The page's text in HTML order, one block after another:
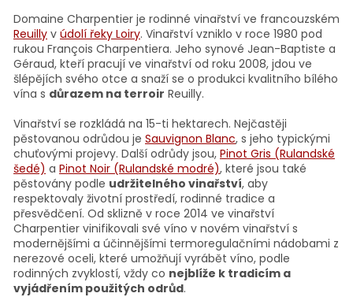
Domaine Charpentier je rodinné vinařství ve francouzském
Reuilly v údolí řeky Loiry. Vinařství vzniklo v roce 1980 pod
rukou François Charpentiera. Jeho synové Jean-Baptiste a
Géraud, kteří pracují ve vinařství od roku 2008, jdou ve
šlépějích svého otce a snaží se o produkci kvalitního bílého
vína s důrazem na terroir Reuilly.
Vinařství se rozkládá na 15-ti hektarech. Nejčastěji
pěstovanou odrůdou je Sauvignon Blanc, s jeho typickými
chuťovými projevy. Další odrůdy jsou, Pinot Gris (Rulandské
šedé) a Pinot Noir (Rulandské modré), které jsou také
pěstovány podle udržitelného vinařství, aby
respektovaly životní prostředí, rodinné tradice a
přesvědčení. Od sklizně v roce 2014 ve vinařství
Charpentier vinifikovali své víno v novém vinařství s
modernějšími a účinnějšími termoregulačními nádobami z
nerezové oceli, které umožňují vyrábět víno, podle
rodinných zvyklostí, vždy co nejblíže k tradicím a
vyjádřením použitých odrůd.